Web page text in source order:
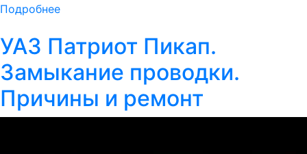
Подробнее
УАЗ Патриот Пикап.
Замыкание проводки.
Причины и ремонт